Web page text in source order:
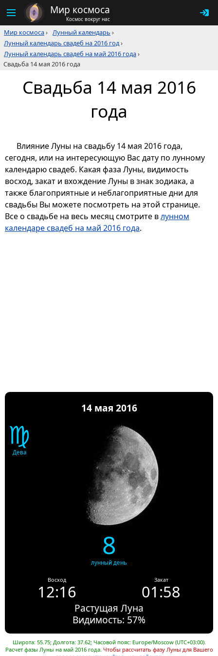
Мир космоса
Космос вокруг нас
Мир космоса› Лунный календарь ›
Лунный календарь свадеб на 2016 год›
Лунный календарь свадеб на май 2016 года›
Свадьба 14 мая 2016 года
Свадьба 14 мая 2016
года
Влияние Луны на свадьбу 14 мая 2016 года,
сегодня, или на интересующую Вас дату по лунному
календарю свадеб. Какая фаза Луны, видимость
восход, закат и вхождение Луны в знак зодиака, а
также благоприятные и неблагоприятные дни для
свадьбы Вы можете посмотреть на этой странице.
Все о свадьбе на весь месяц смотрите влунном
календаре свадеб на май 2016 года.
14 мая 2016
♍
Дева
8
лунный день
Восход
12:16
Закат
01:58
Растущая Луна
Видимость: 57%
Широта: 55.75; Долгота: 37.62; Часовой пояс: Europe/Moscow (UTC+03:00).
Расчет фазы Луны на май 2016 года. Чтобы рассчитать фазу Луны для Вашего